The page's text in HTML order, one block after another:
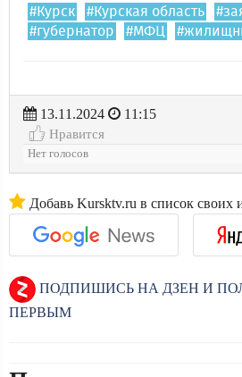
#Курск #Курская область
#губернатор
#МФЦ
13.11.2024
11:15
Нравится
Нет голосов
Добавь Kursktv.ru в список своих
ПОДПИШИСЬ НА ДЗЕН И
ПЕРВЫМ